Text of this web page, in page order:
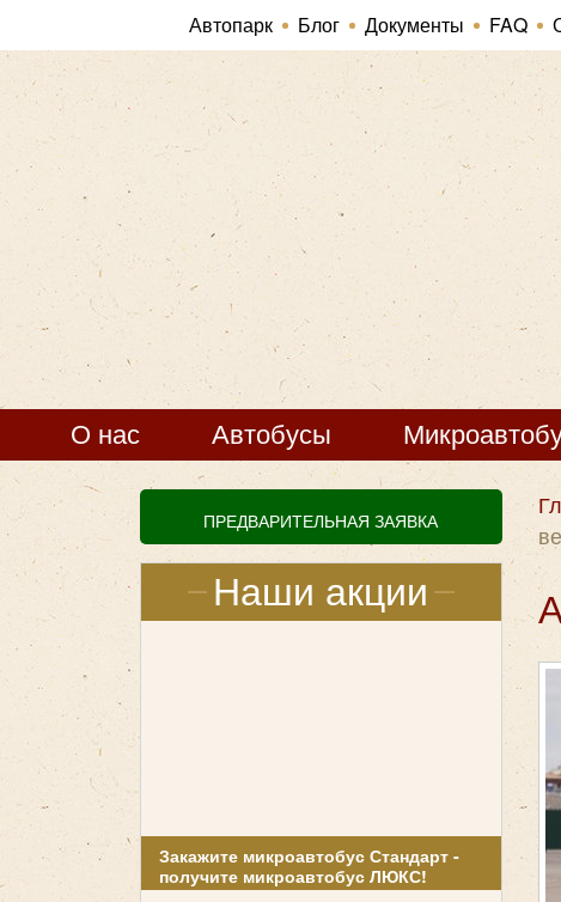
Автопарк Блог Документы FAQ
О нас Автобусы
ПРЕДВАРИТЕЛЬНАЯ ЗАЯВКА
Наши акции
Закажите микроавтобус Стандарт -
получите микроавтобус ЛЮКС!